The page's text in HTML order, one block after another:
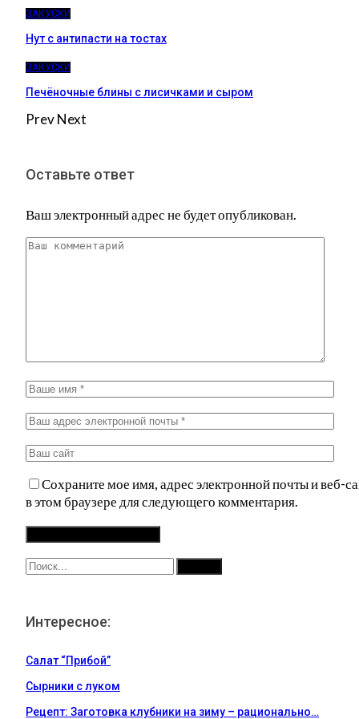
ЗАКУСКИ
Нут с антипасти на тостах
ЗАКУСКИ
Печёночные блины с лисичками и сыром
PrevNext
Оставьте ответ
Ваш электронный адрес не будет опубликован.
Сохраните мое имя, адрес электронной почты и веб-
в этом браузере для следующего комментария.
Интересное:
Салат “Прибой”
Сырники с луком
Рецепт: Заготовка клубники на зиму – рационально…